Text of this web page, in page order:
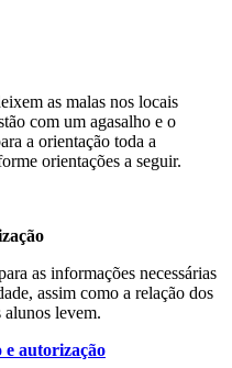
as malas nos locais
com um agasalho e o
a orientação toda a
orientações a seguir.
as informações necessárias
assim como a relação dos
alunos levem.
e autorização